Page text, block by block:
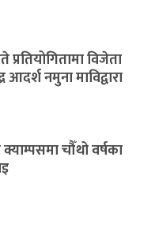
विजेता
आदर्श नमुना माविद्वारा
चौँथो वर्षका